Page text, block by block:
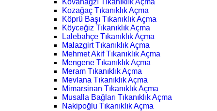
Kovanağzı Tıkanıklık Açma
Kozağaç Tıkanıklık Açma
Köprü Başı Tıkanıklık Açma
Köyceğiz Tıkanıklık Açma
Lalebahçe Tıkanıklık Açma
Malazgirt Tıkanıklık Açma
Mehmet Akif Tıkanıklık Açma
Mengene Tıkanıklık Açma
Meram Tıkanıklık Açma
Mevlana Tıkanıklık Açma
Mimarsinan Tıkanıklık Açma
Musalla Bağları Tıkanıklık Açma
Nakipoğlu Tıkanıklık Açma